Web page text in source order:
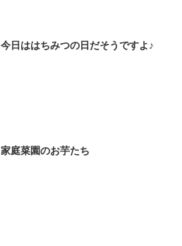
今日ははちみつの日だそうですよ♪
家庭菜園のお芋たち